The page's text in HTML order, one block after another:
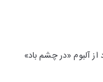
آلبوم «در چشم باد»